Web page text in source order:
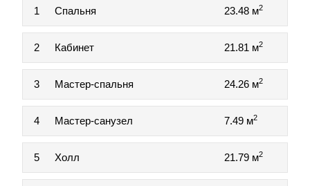
1 Спальня 23.48 м2
2 Кабинет 21.81 м2
3 Мастер-спальня 24.26 м2
4 Мастер-санузел 7.49 м2
5 Холл 21.79 м2